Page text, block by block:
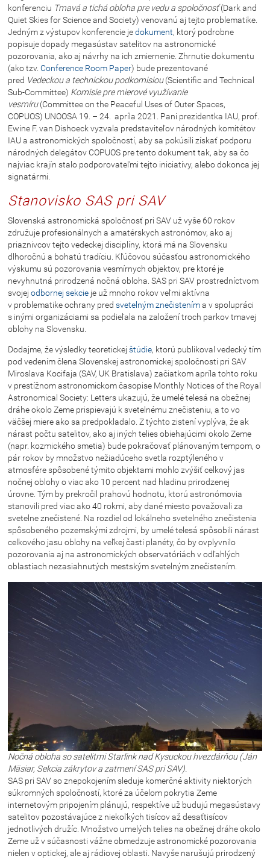
konferenciu Tmavá a tichá obloha pre vedu a spoločnosť(Dark and
Quiet Skies for Science and Society) venovanú aj tejto problematike.
Jedným z výstupov konferencie jedokument, ktorý podrobne
popisuje dopady megasústav satelitov na astronomické
pozorovania, ako aj návrhy na ich zmiernenie. Zhrnutie dokumentu
(ako tzv.Conference Room Paper) bude prezentované
pred Vedeckou a technickou podkomisiou(Scientific and Technical
Sub-Committee) Komisie pre mierové využívanie
vesmíru(Committee on the Peaceful Uses of Outer Spaces,
COPUOS) UNOOSA 19. – 24. apríla 2021. Pani prezidentka IAU, prof.
Ewine F. van Dishoeck vyzvala predstaviteľov národných komitétov
IAU a astronomických spoločností, aby sa pokúsili získať podporu
národných delegátov COPUOS pre tento dokument tak, aby sa čo
najviac krajín stalo podporovateľmi tejto iniciatívy, alebo dokonca jej
signatármi.
Stanovisko SAS pri SAV
Slovenská astronomická spoločnosť pri SAV už vyše 60 rokov
združuje profesionálnych a amatérskych astronómov, ako aj
priaznivcov tejto vedeckej disciplíny, ktorá má na Slovensku
dlhoročnú a bohatú tradíciu. Kľúčovou súčasťou astronomického
výskumu sú pozorovania vesmírnych objektov, pre ktoré je
nevyhnutná prirodzená nočná obloha. SAS pri SAV prostredníctvom
svojejodbornej sekcie je už mnoho rokov veľmi aktívna
v problematike ochrany predsvetelným znečisteníma v spolupráci
s inými organizáciami sa podieľala na založení troch parkov tmavej
oblohy na Slovensku.
Dodajme, že výsledky teoretickejštúdie, ktorú publikoval vedecký tím
pod vedením člena Slovenskej astronomickej spoločnosti pri SAV
Miroslava Kocifaja (SAV, UK Bratislava) začiatkom apríla tohto roku
v prestížnom astronomickom časopise Monthly Notices of the Royal
Astronomical Society: Letters ukazujú, že umelé telesá na obežnej
dráhe okolo Zeme prispievajú k svetelnému znečisteniu, a to vo
väčšej miere ako sa predpokladalo. Z týchto zistení vyplýva, že ak
nárast počtu satelitov, ako aj iných telies obiehajúcimi okolo Zeme
(napr. kozmického smetia) bude pokračovať plánovaným tempom, o
pár rokov by množstvo nežiadúceho svetla rozptýleného v
atmosfére spôsobené týmito objektami mohlo zvýšiť celkový jas
nočnej oblohy o viac ako 10 percent nad hladinu prirodzenej
úrovne. Tým by prekročil prahovú hodnotu, ktorú astronómovia
stanovili pred viac ako 40 rokmi, aby dané miesto považovali za
svetelne znečistené. Na rozdiel od lokálneho svetelného znečistenia
spôsobeného pozemskými zdrojmi, by umelé telesá spôsobili nárast
celkového jasu oblohy na veľkej časti planéty, čo by ovplyvnilo
pozorovania aj na astronomických observatóriách v odľahlých
oblastiach nezasiahnutých mestským svetelným znečistením.
Nočná obloha so satelitmi Starlink nad Kysuckou hvezdárňou (Ján
Mäsiar, Sekcia zákrytov a zatmení SAS pri SAV).
SAS pri SAV so znepokojením sleduje komerčné aktivity niektorých
súkromných spoločností, ktoré za účelom pokrytia Zeme
internetovým pripojením plánujú, respektíve už budujú megasústavy
satelitov pozostávajúce z niekoľkých tisícov až desaťtisícov
jednotlivých družíc. Množstvo umelých telies na obežnej dráhe okolo
Zeme už v súčasnosti vážne obmedzuje astronomické pozorovania
nielen v optickej, ale aj rádiovej oblasti. Navyše narušujú prirodzený